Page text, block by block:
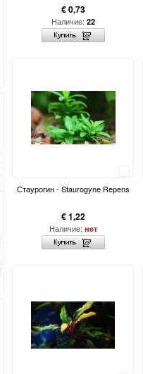
€ 0,73
Наличие: 22
Стаурогин - Staurogyne Repens
€ 1,22
Наличие: нет